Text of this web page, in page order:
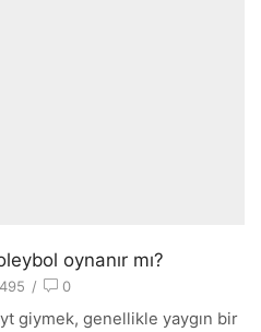
oynanır mı?
495 / 0
giymek, genellikle yaygın bir